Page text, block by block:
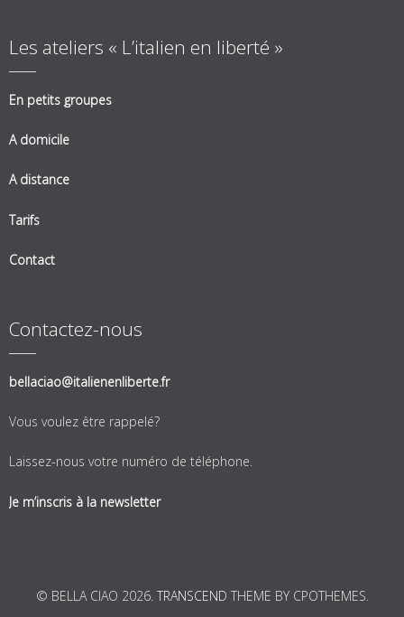
Les ateliers « L’italien en liberté »
En petits groupes
A domicile
A distance
Tarifs
Contact
Contactez-nous
bellaciao@italienenliberte.fr
Vous voulez être rappelé?
Laissez-nous votre numéro de téléphone.
Je m’inscris à la newsletter
© BELLA CIAO 2026. TRANSCEND THEME BY CPOTHEMES.